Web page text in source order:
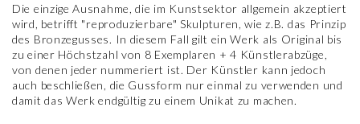
Die einzige Ausnahme, die im Kunstsektor allgemein akzeptiert
wird, betrifft "reproduzierbare" Skulpturen, wie z.B. das Prinzip
des Bronzegusses. In diesem Fall gilt ein Werk als Original bis
zu einer Höchstzahl von 8 Exemplaren + 4 Künstlerabzüge,
von denen jeder nummeriert ist. Der Künstler kann jedoch
auch beschließen, die Gussform nur einmal zu verwenden und
damit das Werk endgültig zu einem Unikat zu machen.